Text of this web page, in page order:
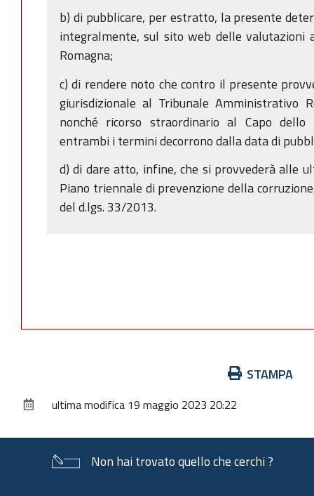
b) di pubblicare, per estratto, la presente
integralmente, sul sito web delle valutazioni
Romagna;
c) di rendere noto che contro il presente
giurisdizionale al Tribunale Amministrativo
nonché ricorso straordinario al Capo
entrambi i termini decorrono dalla data di
d) di dare atto, infine, che si provvederà alle
Piano triennale di prevenzione della
del d.lgs. 33/2013.
documento
STAMPA
ultima modifica 19 maggio 2023 20:22
Non hai trovato quello che cerchi ?